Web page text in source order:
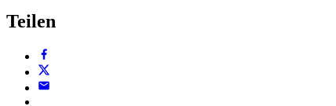
Teilen